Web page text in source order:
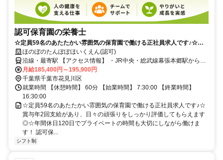
認可保育園の栄養士
☆定員59名のあたたかい雰囲気の保育園で働ける正社員求人です♪☆賞
与年2回支給があり、日々の頑張りをしっかり評価してもらえます◎☆
年間休日120日でプライベートの時間も大切にしながら働けます！
ほのぼのたんぽぽほいくえん(認可)
沿線・最寄駅 【アクセス情報】 ・JR中央・総武線幕張本郷駅から徒
歩7分 ・京成千葉線京成幕張本郷駅から徒歩8分 ・京成本線京成大久
保駅から徒歩21分 【車通勤】 車通勤可
月給185,400円～195,900円
千葉県千葉市花見川区
就業時間 【休憩時間】 60分 【始業時間】 7:30:00 【終業時間】
16:30:00
☆定員59名のあたたかい雰囲気の保育園で働ける正社員求人です♪☆
賞与年2回支給があり、日々の頑張りをしっかり評価してもらえます
◎☆年間休日120日でプライベートの時間も大切にしながら働けま
す！ 認可保...
シフト制